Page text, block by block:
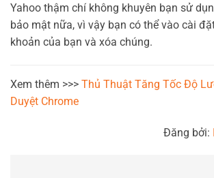
Yahoo thậm chí không khuyên bạn sử
bảo mật nữa, vì vậy bạn có thể vào cài
khoản của bạn và xóa chúng.
Xem thêm >>> Thủ Thuật Tăng Tốc Độ
Duyệt Chrome
Đăng bởi: